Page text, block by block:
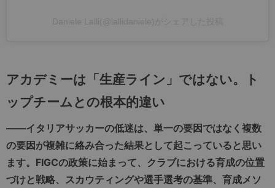
アカデミーは「生産ライン」ではない。ト
ップチームとの根本的違い
――イタリアサッカーの低迷は、単一の要因ではなく複数
の要因が複雑に絡み合った結果として起こっていると思い
ます。FIGCの政策に始まって、クラブにおける育成の位置
づけと戦略、スカウティングや選手選考の基準、育成メソ